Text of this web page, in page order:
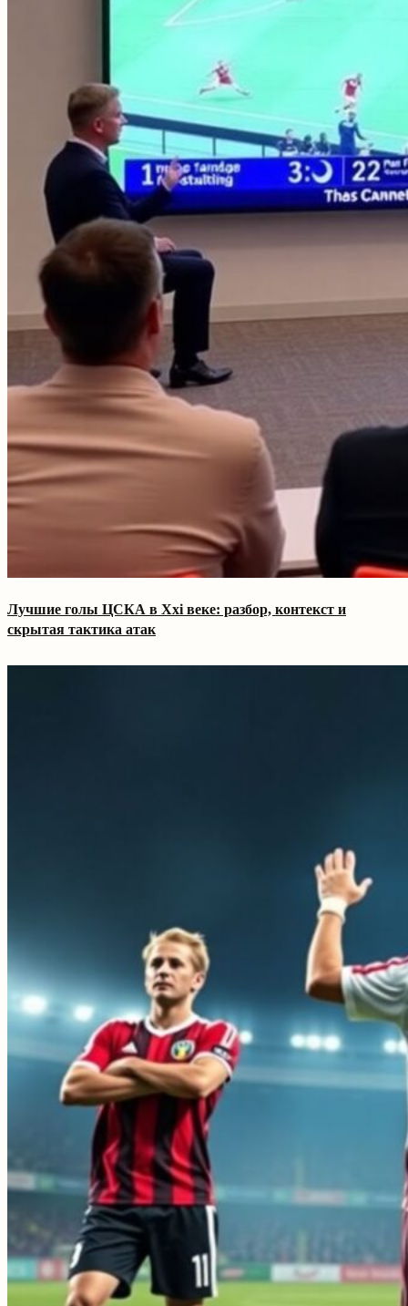
Лучшие голы ЦСКА в Xxi веке: разбор, контекст и
скрытая тактика атак